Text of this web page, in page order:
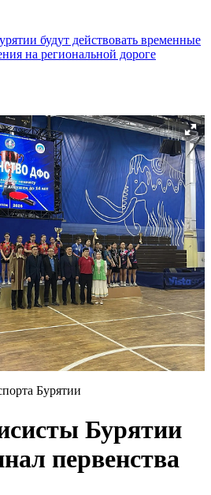
будут действовать временные
на региональной дороге
Бурятии
Бурятии
первенства